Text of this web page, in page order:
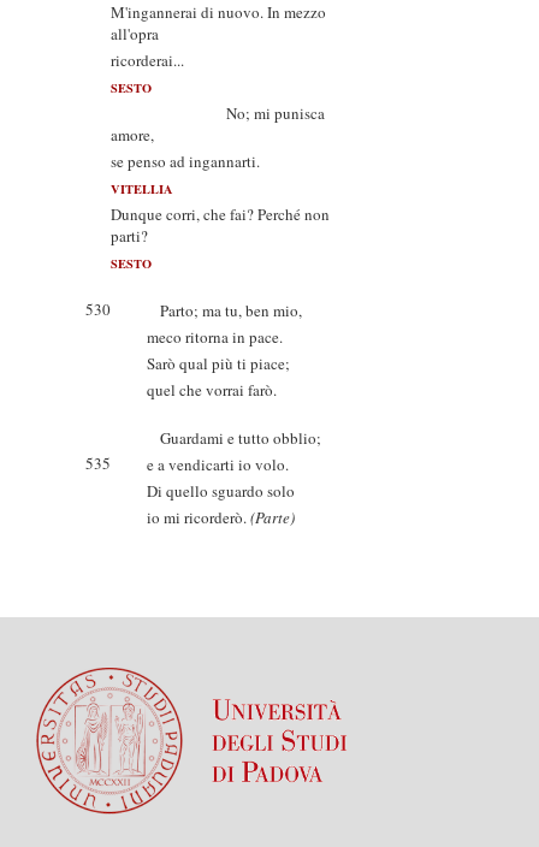
M'ingannerai di nuovo. In mezzo
all'opra
ricorderai...
SESTO
No; mi punisca
amore,
se penso ad ingannarti.
VITELLIA
Dunque corri, che fai? Perché non
parti?
SESTO
530
Parto; ma tu, ben mio,
meco ritorna in pace.
Sarò qual più ti piace;
quel che vorrai farò.
Guardami e tutto obblio;
535
e a vendicarti io volo.
Di quello sguardo solo
io mi ricorderò.(Parte)